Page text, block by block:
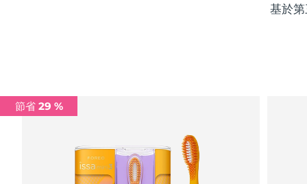
基於
節省 29 %
14/8/26
日本
預計送達日期
預計送達日期